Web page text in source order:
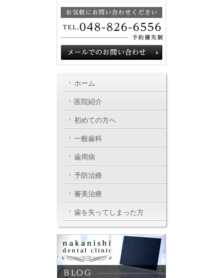
ホーム
医院紹介
初めての方へ
一般歯科
歯周病
予防治療
審美治療
歯を失ってしまった方